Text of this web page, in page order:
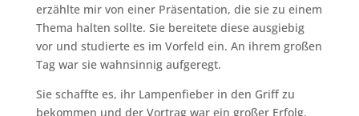
erzählte mir von einer Präsentation, die sie zu einem
Thema halten sollte. Sie bereitete diese ausgiebig
vor und studierte es im Vorfeld ein. An ihrem großen
Tag war sie wahnsinnig aufgeregt.
Sie schaffte es, ihr Lampenfieber in den Griff zu
bekommen und der Vortrag war ein großer Erfolg.